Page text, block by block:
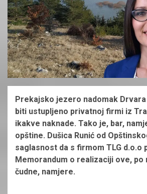
Prekajsko jezero nadomak
biti ustupljeno privatnoj firmi iz
ikakve naknade. Tako je, bar,
opštine. Dušica Runić od
saglasnost da s firmom TLG d.o.o
Memorandum o realizaciji ove, po
čudne, namjere.